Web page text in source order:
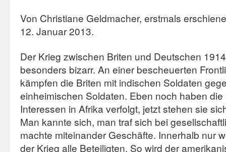
Von Christiane Geldmacher, erstmals
12. Januar 2013.
Der Krieg zwischen Briten und Deutschen
besonders bizarr. An einer bescheuerten
kämpfen die Briten mit indischen Soldaten
einheimischen Soldaten. Eben noch haben
Interessen in Afrika verfolgt, jetzt stehen sie
Man kannte sich, man traf sich bei
machte miteinander Geschäfte. Innerhalb nur
der Krieg alle Beteiligten. So wird der